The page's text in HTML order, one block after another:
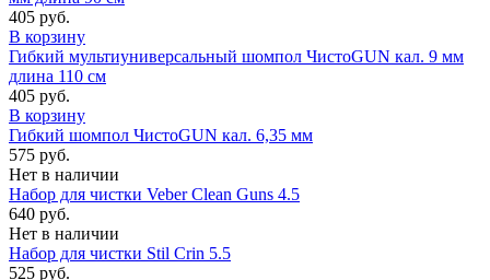
405 руб.
В корзину
Гибкий мультиуниверсальный шомпол ЧистоGUN кал. 9 мм
длина 110 см
405 руб.
В корзину
Гибкий шомпол ЧистоGUN кал. 6,35 мм
575 руб.
Нет в наличии
Набор для чистки Veber Clean Guns 4.5
640 руб.
Нет в наличии
Набор для чистки Stil Crin 5.5
525 руб.